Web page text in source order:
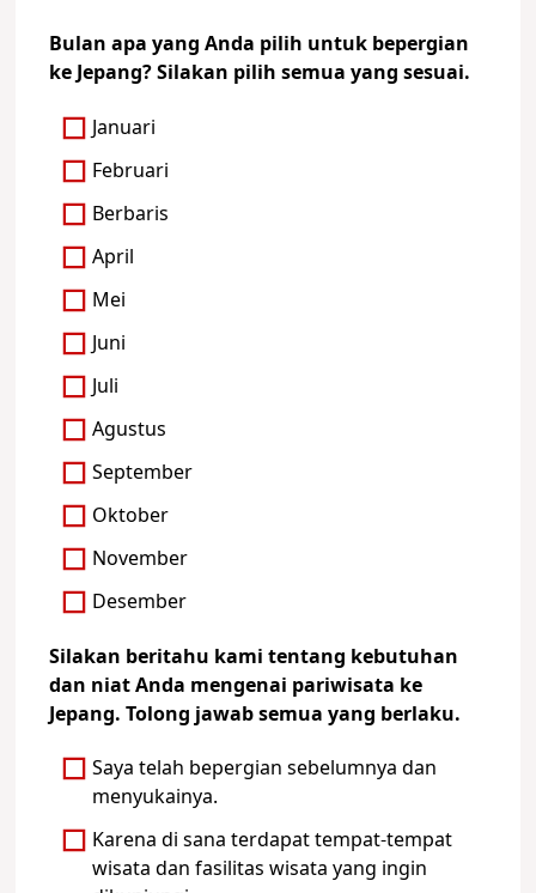
Bulan apa yang Anda pilih untuk bepergian
ke Jepang? Silakan pilih semua yang sesuai.
Januari
Februari
Berbaris
April
Mei
Juni
Juli
Agustus
September
Oktober
November
Desember
Silakan beritahu kami tentang kebutuhan
dan niat Anda mengenai pariwisata ke
Jepang. Tolong jawab semua yang berlaku.
Saya telah bepergian sebelumnya dan
menyukainya.
Karena di sana terdapat tempat-tempat
wisata dan fasilitas wisata yang ingin